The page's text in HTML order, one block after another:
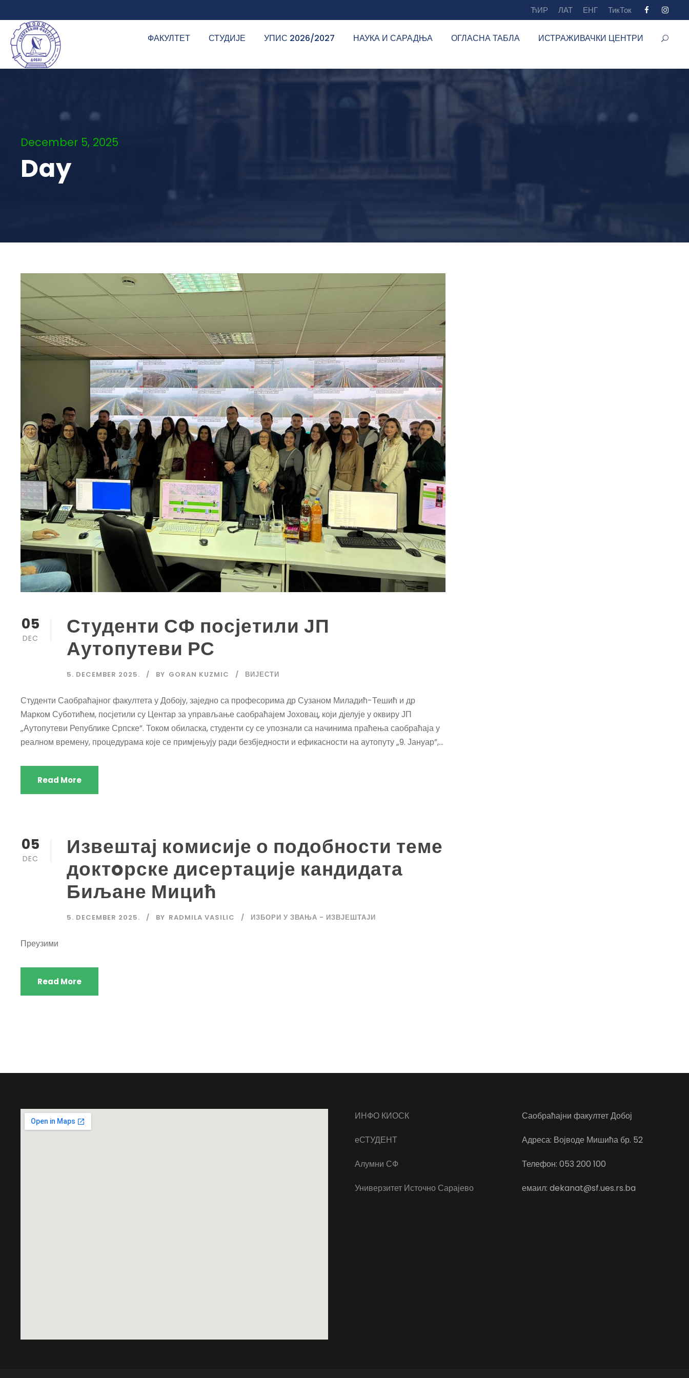
ЋИР ЛАТ ЕНГ ТикТок
ФАКУЛТЕТ СТУДИЈЕ УПИС 2026/2027 НАУКА И САРАДЊА ОГЛАСНА ТАБЛА ИСТРАЖИВАЧКИ ЦЕНТРИ
December 5, 2025
Day
05
DEC
Студенти СФ посјетили ЈП
Аутопутеви РС
5. DECEMBER 2025. BY GORAN KUZMIC ВИЈЕСТИ
Студенти Саобраћајног факултета у Добоју, заједно са професорима др Сузаном Миладић-Тешић и др
Марком Суботићем, посјетили су Центар за управљање саобраћајем Јоховац, који дјелује у оквиру ЈП
„Аутопутеви Републике Српске”. Током обиласка, студенти су се упознали са начинима праћења саобраћаја у
реалном времену, процедурама које се примјењују ради безбједности и ефикасности на аутопуту „9. Јануар”,...
Read More
05
DEC
Извештај комисије о подобности теме
доктoрске дисертације кандидата
Биљане Мицић
5. DECEMBER 2025. BY RADMILA VASILIC ИЗБОРИ У ЗВАЊА - ИЗВЈЕШТАЈИ
Преузими
Read More
ИНФО КИОСК
еСТУДЕНТ
Алумни СФ
Универзитет Источно Сарајево
Саобраћајни факултет Добој
Адреса: Војводе Мишића бр. 52
Телефон: 053 200 100
емаил: dekanat@sf.ues.rs.ba